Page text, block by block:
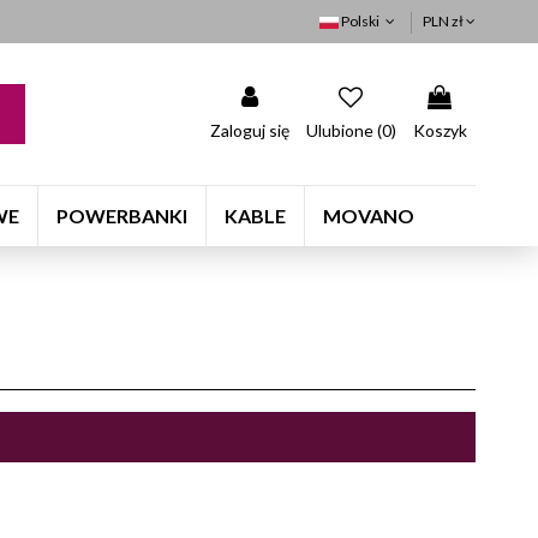
Polski PLN zł
Zaloguj się Ulubione (0) Koszyk
POWERBANKI KABLE MOVANO